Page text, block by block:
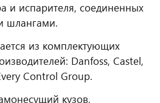
и испарителя, соединенных
шлангами.
из комплектующих
Danfoss, Castel,
Control Group.
кузов,